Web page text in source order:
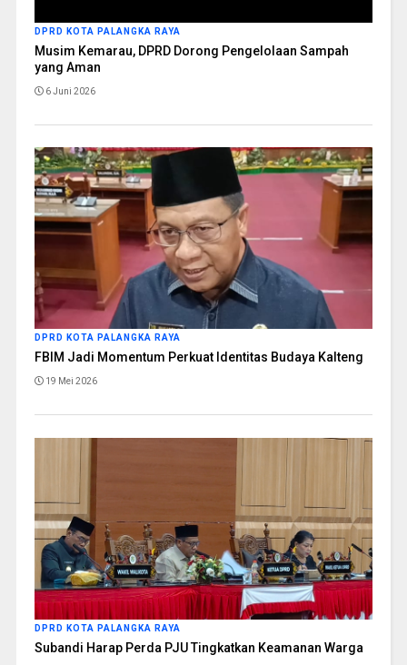
DPRD KOTA PALANGKA RAYA
Musim Kemarau, DPRD Dorong Pengelolaan Sampah
yang Aman
6 Juni 2026
DPRD KOTA PALANGKA RAYA
FBIM Jadi Momentum Perkuat Identitas Budaya Kalteng
19 Mei 2026
DPRD KOTA PALANGKA RAYA
Subandi Harap Perda PJU Tingkatkan Keamanan Warga